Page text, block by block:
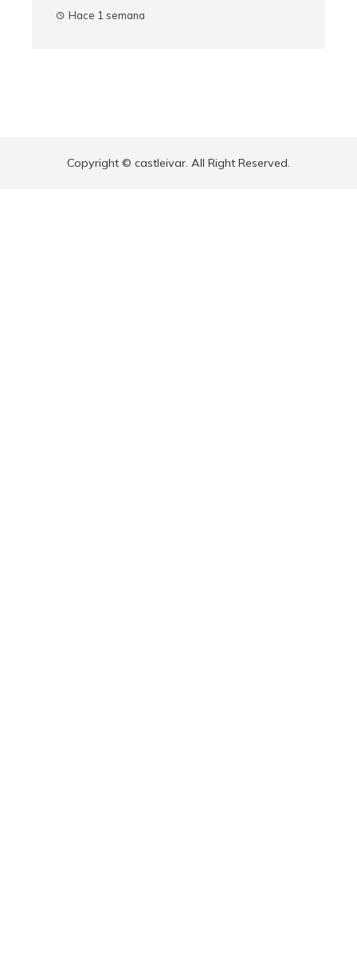
Hace 1 semana
Copyright © castleivar. All Right Reserved.